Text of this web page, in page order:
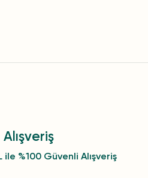
ile %100 Güvenli Alışveriş